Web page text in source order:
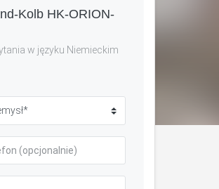
Kolb HK-ORION-
w języku Niemieckim